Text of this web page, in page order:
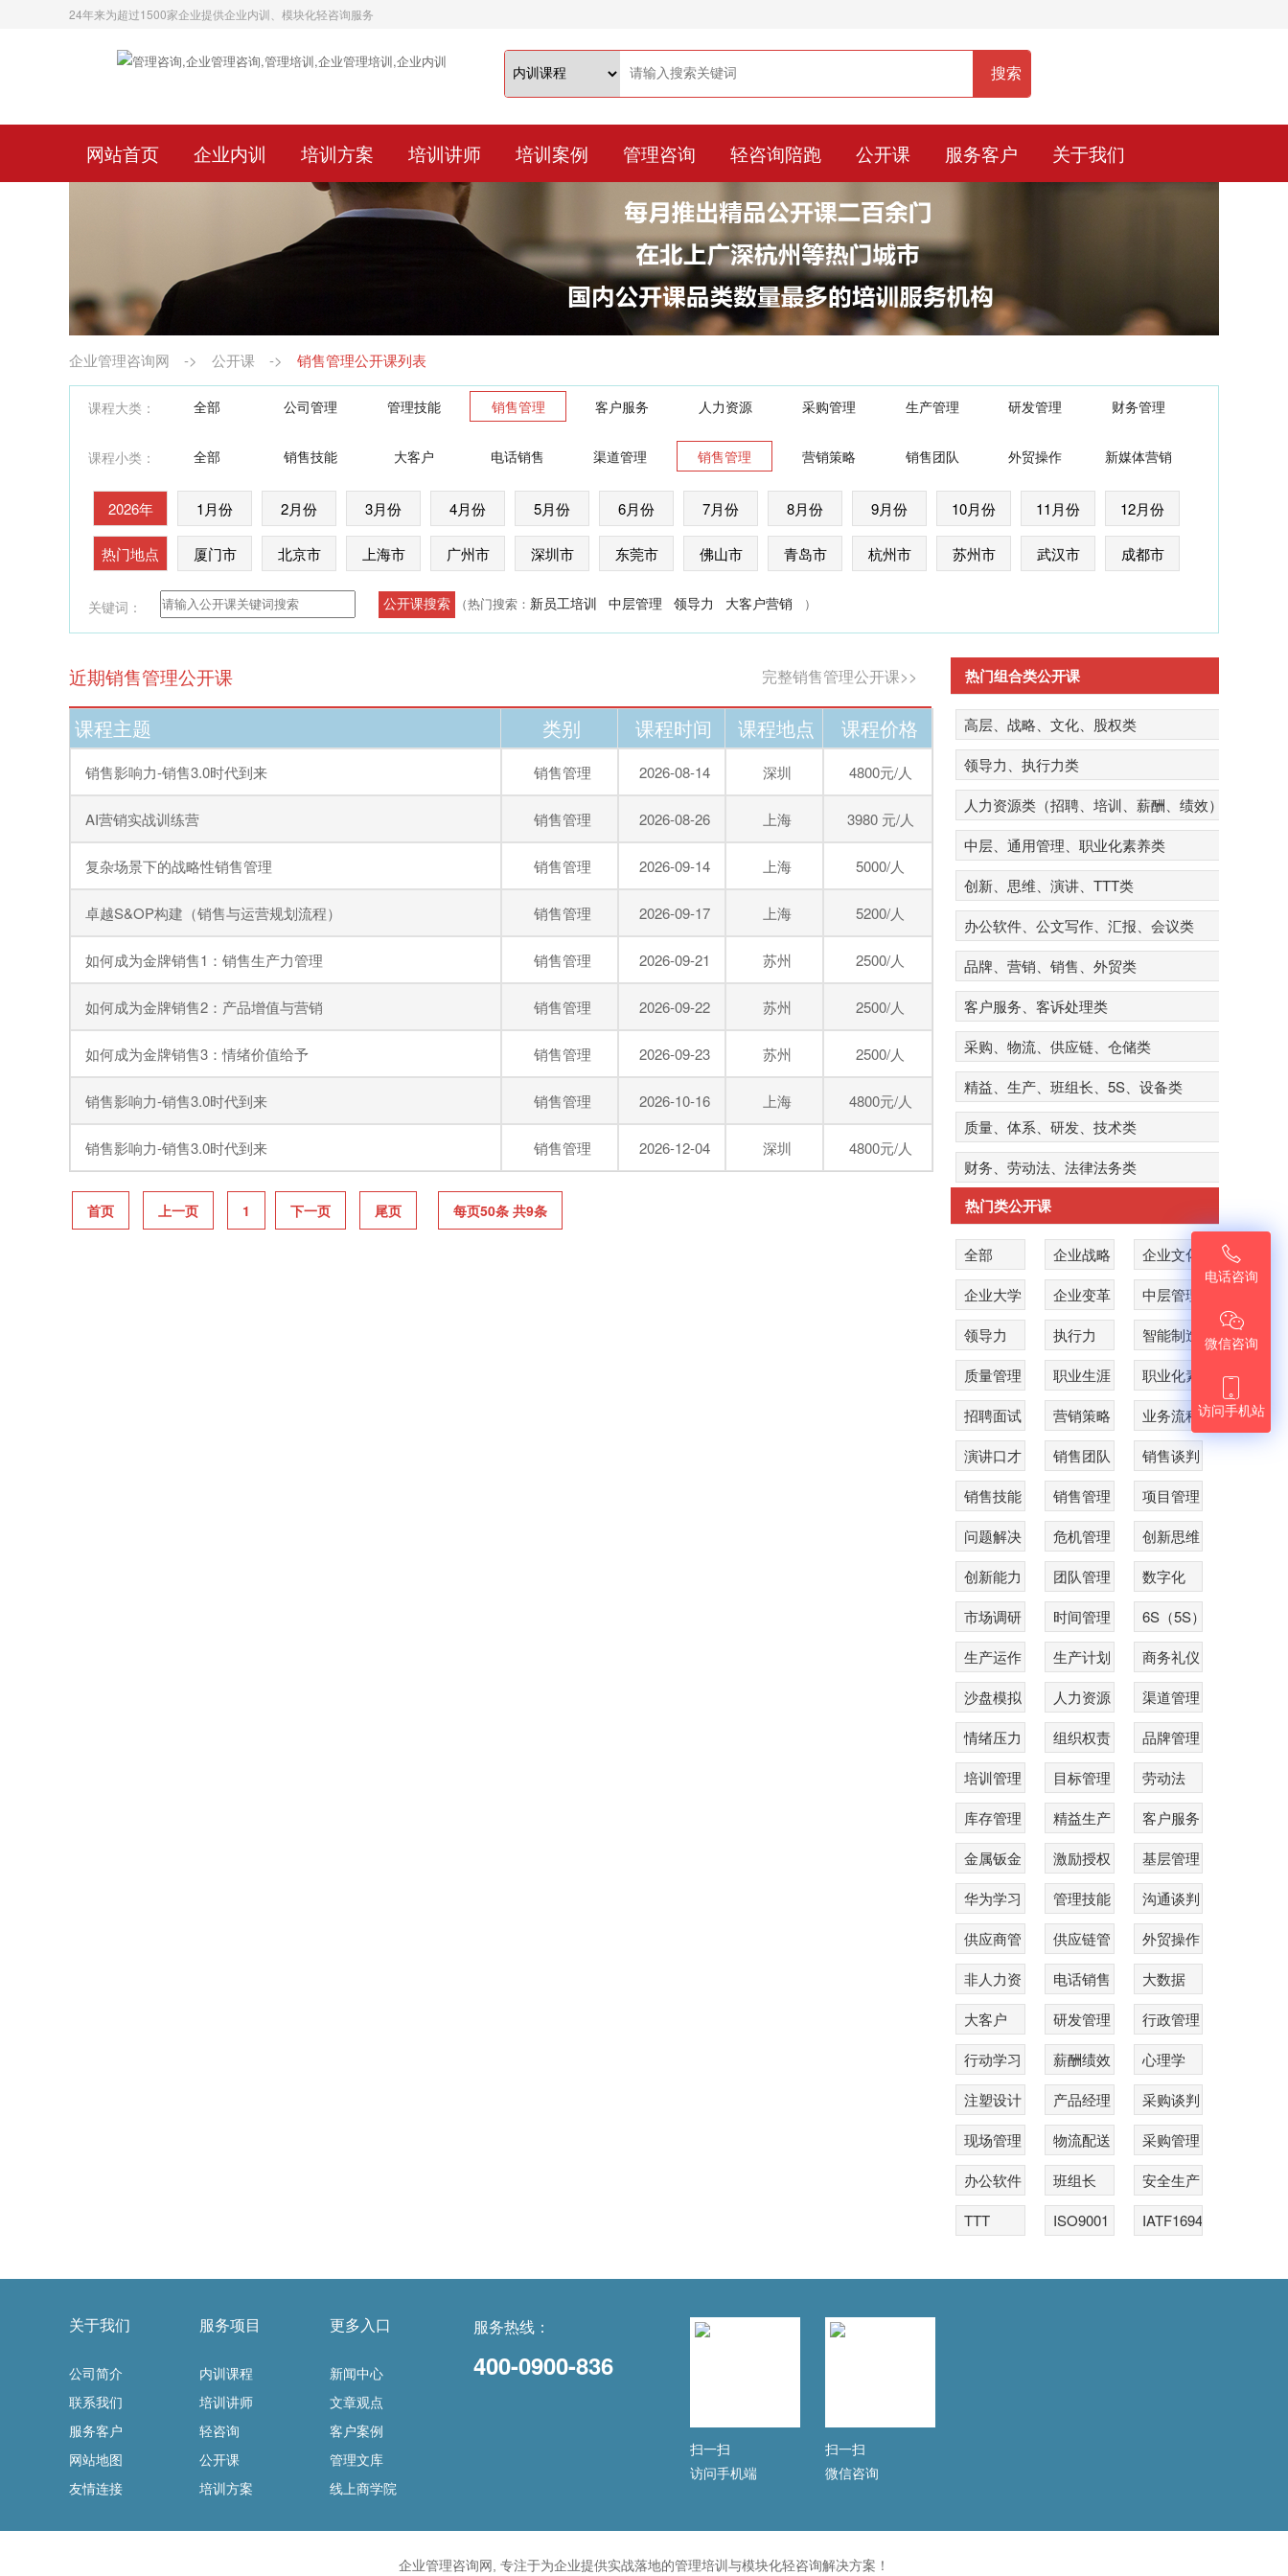
24年来为超过1500家企业提供企业内训、模块化轻咨询服务
服务热线：400-0900-836
网站首页 企业内训 培训方案 培训讲师 培训案例 管理咨询 轻咨询陪跑 公开课 服务客户 关于我们
企业管理咨询网 -> 公开课 -> 销售管理公开课列表
课程大类： 全部 公司管理 管理技能 销售管理 客户服务 人力资源 采购管理 生产管理 研发管理 财务管理
课程小类： 全部 销售技能 大客户 电话销售 渠道管理 销售管理 营销策略 销售团队 外贸操作 新媒体营销
2026年 1月份 2月份 3月份 4月份 5月份 6月份 7月份 8月份 9月份 10月份 11月份 12月份
热门地点 厦门市 北京市 上海市 广州市 深圳市 东莞市 佛山市 青岛市 杭州市 苏州市 武汉市 成都市
关键词： （热门搜索： 新员工培训 中层管理 领导力 大客户营销 ）
近期销售管理公开课 完整销售管理公开课>>
课程主题 类别 课程时间 课程地点 课程价格
销售影响力-销售3.0时代到来 销售管理 2026-08-14 深圳 4800元/人
AI营销实战训练营 销售管理 2026-08-26 上海 3980 元/人
复杂场景下的战略性销售管理 销售管理 2026-09-14 上海 5000/人
卓越S&OP构建（销售与运营规划流程） 销售管理 2026-09-17 上海 5200/人
如何成为金牌销售1：销售生产力管理 销售管理 2026-09-21 苏州 2500/人
如何成为金牌销售2：产品增值与营销 销售管理 2026-09-22 苏州 2500/人
如何成为金牌销售3：情绪价值给予 销售管理 2026-09-23 苏州 2500/人
销售影响力-销售3.0时代到来 销售管理 2026-10-16 上海 4800元/人
销售影响力-销售3.0时代到来 销售管理 2026-12-04 深圳 4800元/人
首页 上一页 1 下一页 尾页 每页50条 共9条
热门组合类公开课
高层、战略、文化、股权类
领导力、执行力类
人力资源类（招聘、培训、薪酬、绩效）
中层、通用管理、职业化素养类
创新、思维、演讲、TTT类
办公软件、公文写作、汇报、会议类
品牌、营销、销售、外贸类
客户服务、客诉处理类
采购、物流、供应链、仓储类
精益、生产、班组长、5S、设备类
质量、体系、研发、技术类
财务、劳动法、法律法务类
热门类公开课
全部 企业战略
企业文化
企业大学
企业变革
中层管理
领导力
执行力
智能制造
质量管理
职业生涯
职业化素
养
招聘面试 营销策略
业务流程
演讲口才
销售团队
销售谈判
销售技能
销售管理
项目管理
问题解决
与对策
危机管理
创新思维
创新能力
团队管理
数字化
市场调研
时间管理
6S（5S）
生产运作
生产计划
商务礼仪
沙盘模拟
人力资源
渠道管理
情绪压力
组织权责
品牌管理
培训管理
目标管理
劳动法
库存管理
精益生产
客户服务
金属钣金
激励授权
基层管理
华为学习
管理技能
沟通谈判
供应商管
理
供应链管
理
外贸操作
非人力资
源
电话销售
大数据
大客户
研发管理
行政管理
行动学习
薪酬绩效
心理学
注塑设计
产品经理
采购谈判
现场管理
物流配送
采购管理
办公软件
班组长
安全生产
TTT
ISO9001 IATF16949

电话咨询

微信咨询

访问手机站
关于我们
公司简介
联系我们
服务客户
网站地图
友情连接
服务项目
内训课程
培训讲师
轻咨询
公开课
培训方案
更多入口
新闻中心
文章观点
客户案例
管理文库
线上商学院
服务热线：
400-0900-836
扫一扫
访问手机端
扫一扫
微信咨询
企业管理咨询网, 专注于为企业提供实战落地的管理培训与模块化轻咨询解决方案！